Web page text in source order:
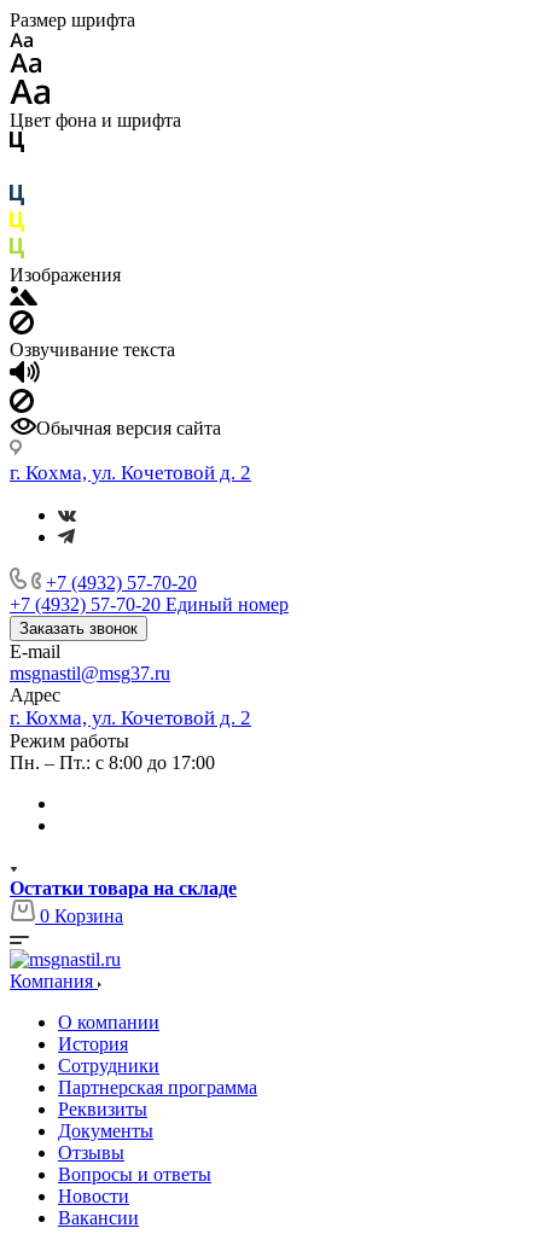
Размер шрифта
Цвет фона и шрифта
Изображения
Озвучивание текста
Обычная версия сайта
г. Кохма, ул. Кочетовой д. 2
+7 (4932) 57-70-20
+7 (4932) 57-70-20 Единый номер
Заказать звонок
E-mail
msgnastil@msg37.ru
Адрес
г. Кохма, ул. Кочетовой д. 2
Режим работы
Пн. – Пт.: с 8:00 до 17:00
Остатки товара на складе
0 Корзина
Компания
О компании
История
Сотрудники
Партнерская программа
Реквизиты
Документы
Отзывы
Вопросы и ответы
Новости
Вакансии